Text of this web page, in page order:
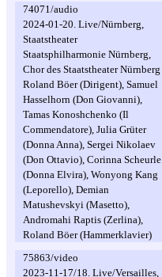
74071/audio
2024-01-20. Live/Nürnberg,
Staatstheater
Staatsphilharmonie Nürnberg,
Chor des Staatstheater Nürnberg
Roland Böer (Dirigent), Samuel
Hasselhorn (Don Giovanni),
Tamas Konoshchenko (Il
Commendatore), Julia Grüter
(Donna Anna), Sergei Nikolaev
(Don Ottavio), Corinna Scheurle
(Donna Elvira), Wonyong Kang
(Leporello), Demian
Matushevskyi (Masetto),
Andromahi Raptis (Zerlina),
Roland Böer (Hammerklavier)
75863/video
2023-11-17/18. Live/Versailles,